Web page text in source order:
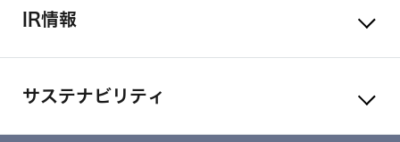
IR情報
サステナビリティ